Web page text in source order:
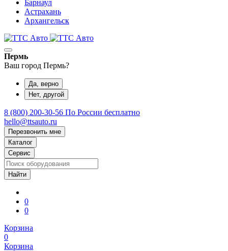
Барнаул
Астрахань
Архангельск
Пермь
Ваш город Пермь?
Да, верно
Нет, другой
8 (800) 200-30-56 По России бесплатно
hello@ttsauto.ru
Перезвонить мне
Каталог
Сервис
0
0
Корзина
0
Корзина